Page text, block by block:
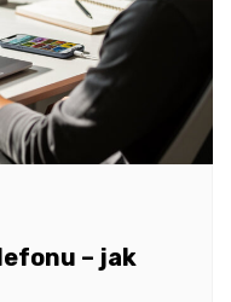
– jak